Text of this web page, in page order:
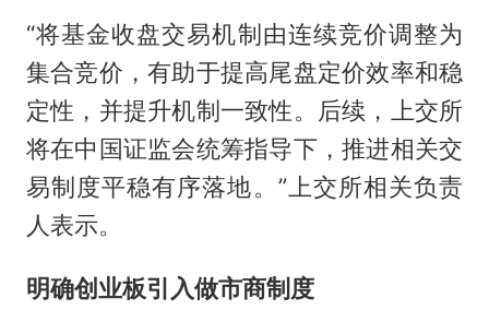
“将基金收盘交易机制由连续竞价调整为
集合竞价，有助于提高尾盘定价效率和稳
定性，并提升机制一致性。后续，上交所
将在中国证监会统筹指导下，推进相关交
易制度平稳有序落地。”上交所相关负责
人表示。
明确创业板引入做市商制度